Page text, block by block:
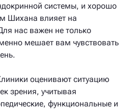
системы, и хорошо
Шихана влияет на
нас важен не только
мешает вам чувствовать
оценивают ситуацию
зрения, учитывая
функциональные и